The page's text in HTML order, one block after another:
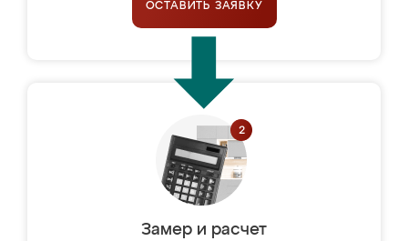
ОСТАВИТЬ ЗАЯВКУ
Замер и расчет